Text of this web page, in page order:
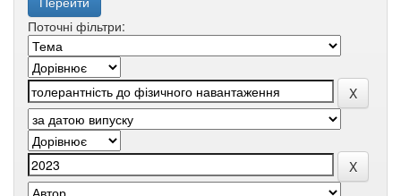
Поточні фільтри: